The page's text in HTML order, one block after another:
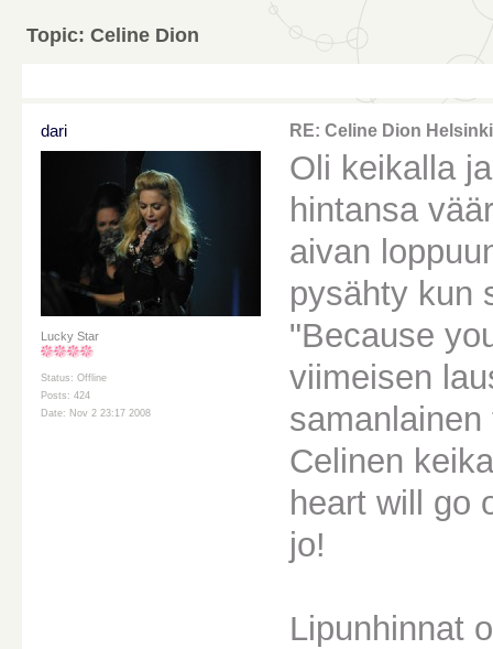
Topic: Celine Dion
dari
Lucky Star
Status: Offline
Posts: 424
Date: Nov 2 23:17 2008
RE: Celine Dion
Oli keikalla
hintansa
aivan
pysähty kun
"Because
viimeisen
Celinen
heart will go
jo!
Lipunhinnat